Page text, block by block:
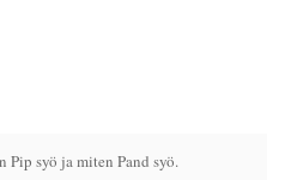
Pip syö ja miten Pand syö.